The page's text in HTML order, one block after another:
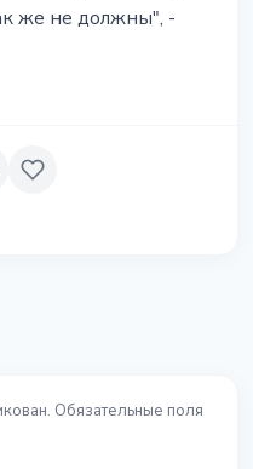
же не должны", -
Обязательные поля